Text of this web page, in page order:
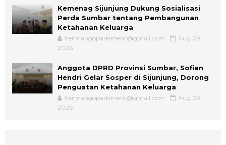
Kemenag Sijunjung Dukung Sosialisasi
Perda Sumbar tentang Pembangunan
Ketahanan Keluarga
hermangoparlement@gmail.com
Aug 09,
2026
Anggota DPRD Provinsi Sumbar, Sofian
Hendri Gelar Sosper di Sijunjung, Dorong
Penguatan Ketahanan Keluarga
hermangoparlement@gmail.com
Aug 09,
2026